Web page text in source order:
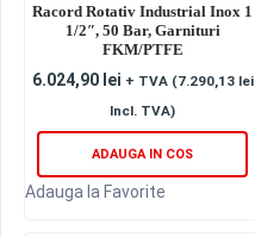
Racord Rotativ Industrial Inox 1
1/2″, 50 Bar, Garnituri
FKM/PTFE
6.024,90 lei + TVA (7.290,13 lei
Incl. TVA)
ADAUGA IN COS
Adauga la Favorite